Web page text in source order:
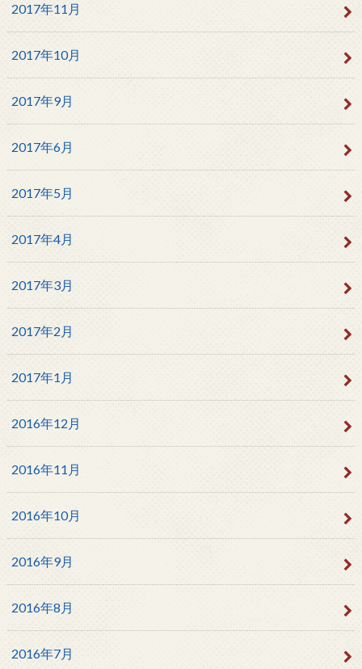
2017年11月
2017年10月
2017年9月
2017年6月
2017年5月
2017年4月
2017年3月
2017年2月
2017年1月
2016年12月
2016年11月
2016年10月
2016年9月
2016年8月
2016年7月